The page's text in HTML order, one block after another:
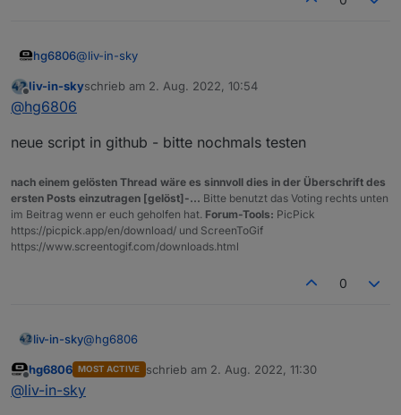
geben - das schedule ist auf alle minuten eingestellt
- must du abwarten, bis daten kommen
hg6806@liv-in-sky
Sieht (fast) gut aus!
Es wird aber in Volt ausgegeben.
Offline
liv-in-skyschrieb am 2. Aug. 2022, 10:54
zuletzt editiert von
@hg6806
neue script in github - bitte nochmals testen
nach einem gelösten Thread wäre es sinnvoll dies in der Überschrift des
ersten Posts einzutragen [gelöst]-... Bitte benutzt das Voting rechts unten
im Beitrag wenn er euch geholfen hat. Forum-Tools: PicPick
https://picpick.app/en/download/ und ScreenToGif
https://www.screentogif.com/downloads.html
0
liv-in-sky@hg6806
neue script in github - bitte nochmals testen
Offline
hg6806 MOST ACTIVE schrieb am 2. Aug. 2022, 11:30
zuletzt editiert von
@liv-in-sky